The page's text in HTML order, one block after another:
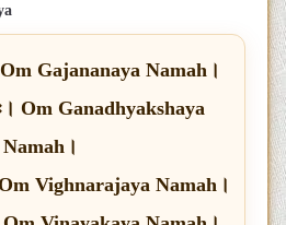
Gajananaya Namah।
Om Ganadhyakshaya
Namah।
Om Vighnarajaya Namah।